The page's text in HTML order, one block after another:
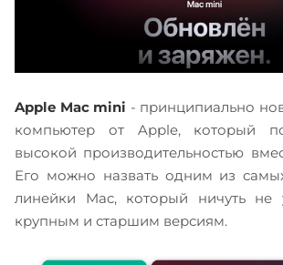
Apple Mac mini - принципиально
компьютер от Apple, который
высокой производительностью
Его можно назвать одним из
линейки Mac, который ничуть не
крупным и старшим версиям.